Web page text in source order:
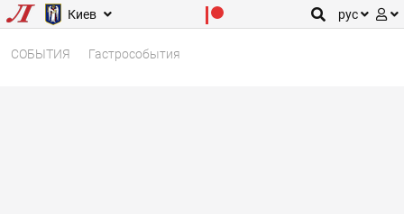
Киев рус
СОБЫТИЯ Гастрособытия